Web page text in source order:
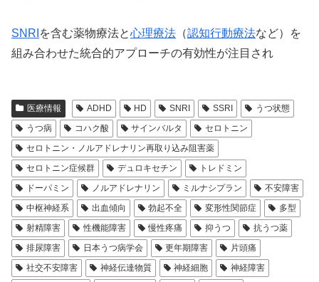
SNRI を含む薬物療法と心理療法 （認知行動療法など）を
組み合わせた統合的アプローチの有効性が注目され
医療情報 ADHD HD SNRI SSRI
うつ状態
うつ病
コハク酸 サインバルタ
セロトニン
セロトニン・ノルアドレナリン再取り込み阻害薬
セロトニン症候群
デュロキセチン
トレドミン
ドーパミン
ノルアドレナリン ミルナシプラン
不安障害
中枢神経系
出血傾向 勃起不全 変形性関節症
多型
射精障害
性機能障害 慢性疼痛 抑うつ
抗うつ薬
排尿障害
日本うつ病学会 更年期障害
片頭痛
社交不安障害
神経伝達物質 神経細胞
神経障害